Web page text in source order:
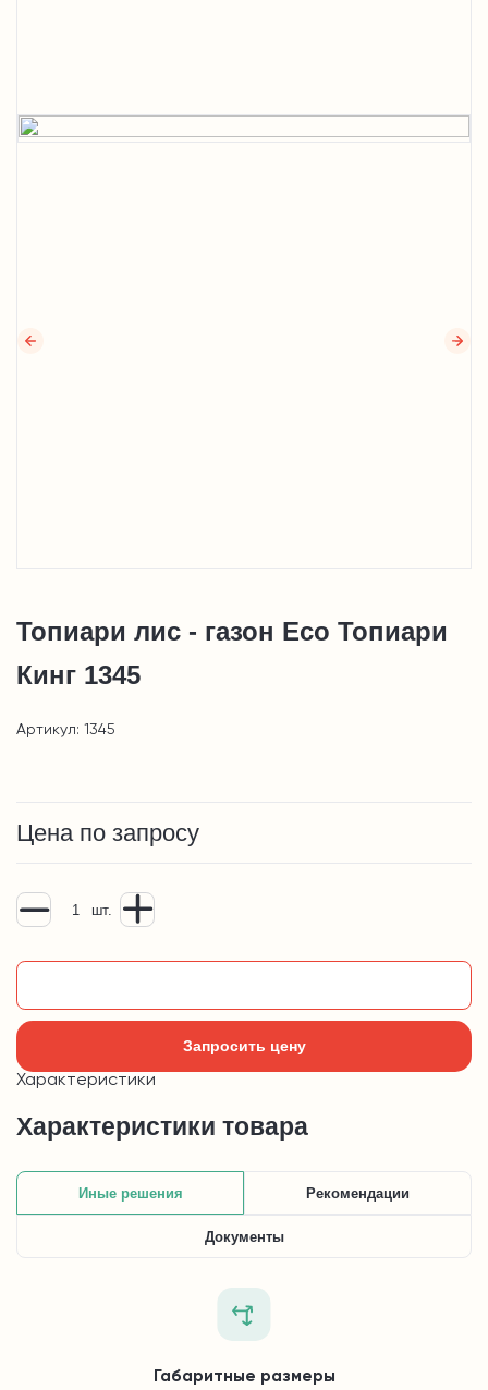
Топиари лис - газон Eco Топиари
Кинг 1345
Артикул: 1345
Цена по запросу
шт.
Запросить цену
Характеристики
Характеристики товара
Иные решения Рекомендации
Документы
Габаритные размеры